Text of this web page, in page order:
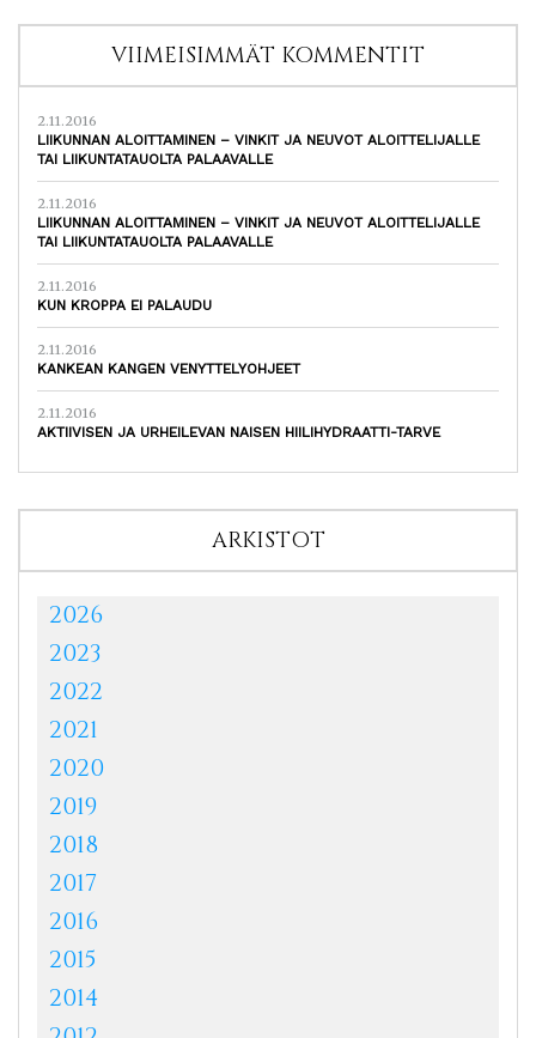
VIIMEISIMMÄT KOMMENTIT
2.11.2016
LIIKUNNAN ALOITTAMINEN – VINKIT JA NEUVOT ALOITTELIJALLE
TAI LIIKUNTATAUOLTA PALAAVALLE
2.11.2016
LIIKUNNAN ALOITTAMINEN – VINKIT JA NEUVOT ALOITTELIJALLE
TAI LIIKUNTATAUOLTA PALAAVALLE
2.11.2016
KUN KROPPA EI PALAUDU
2.11.2016
KANKEAN KANGEN VENYTTELYOHJEET
2.11.2016
AKTIIVISEN JA URHEILEVAN NAISEN HIILIHYDRAATTI-TARVE
ARKISTOT
2026
2023
2022
2021
2020
2019
2018
2017
2016
2015
2014